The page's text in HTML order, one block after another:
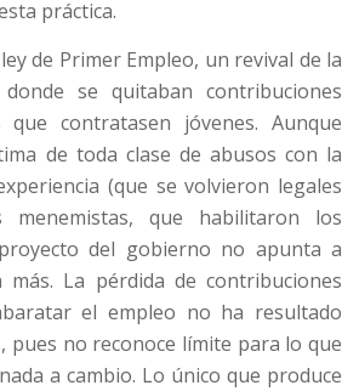
práctica.
de Primer Empleo, un revival de la
se quitaban contribuciones
contratasen jóvenes. Aunque
de toda clase de abusos con la
(que se volvieron legales
que habilitaron los
del gobierno no apunta a
La pérdida de contribuciones
el empleo no ha resultado
no reconoce límite para lo que
a cambio. Lo único que produce